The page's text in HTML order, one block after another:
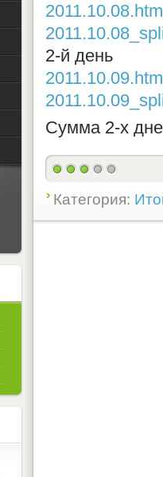
2011.10.08.htm
2-й день
2011.10.09.htm
Сумма 2-х
Категория: